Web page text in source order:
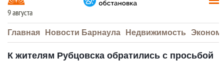
9 августа
Главная Новости Барнаула Недвижимость
К жителям Рубцовска обратились с просьбой